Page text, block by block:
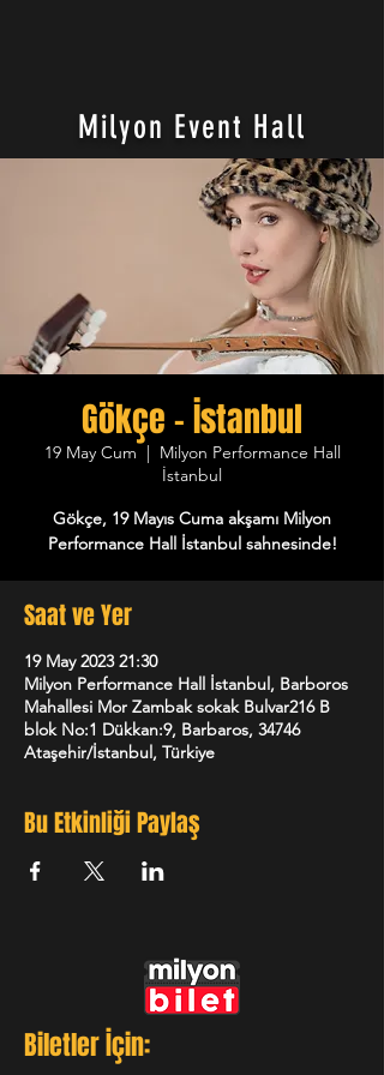
Milyon Event Hall
Gökçe - İstanbul
19 May Cum
  |
Milyon Performance Hall
İstanbul
Gökçe, 19 Mayıs Cuma akşamı Milyon
Performance Hall İstanbul sahnesinde!
Saat ve Yer
19 May 2023 21:30
Milyon Performance Hall İstanbul, Barboros
Mahallesi Mor Zambak sokak Bulvar216 B
blok No:1 Dükkan:9, Barbaros, 34746
Ataşehir/İstanbul, Türkiye
Bu Etkinliği Paylaş
Biletler İçin: